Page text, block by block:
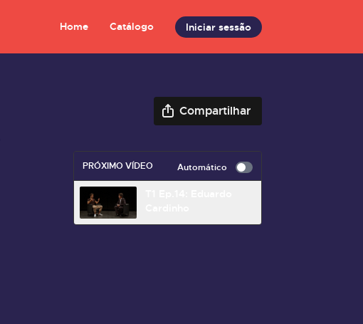
Home Catálogo Iniciar sessão
Compartilhar
PRÓXIMO VÍDEO Automático